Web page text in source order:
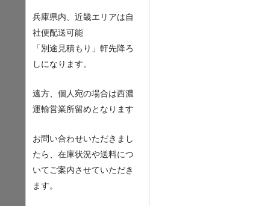
兵庫県内、近畿エリアは自
社便配送可能
「別途見積もり」軒先降ろ
しになります。
遠方、個人宛の場合は西濃
運輸営業所留めとなります
お問い合わせいただきまし
たら、在庫状況や送料につ
いてご案内させていただき
ます。